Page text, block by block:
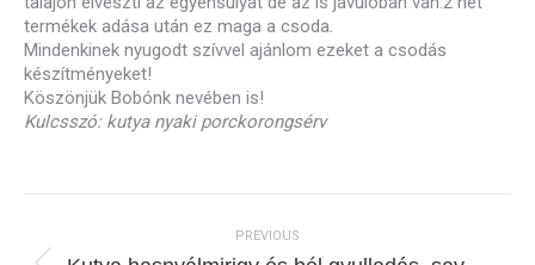
termékek adása után ez maga a csoda.
Mindenkinek nyugodt szívvel ajánlom ezeket a csodás
készítményeket!
Köszönjük Bobónk nevében is!
Kulcsszó: kutya nyaki porckorongsérv
navigation
PREVIOUS